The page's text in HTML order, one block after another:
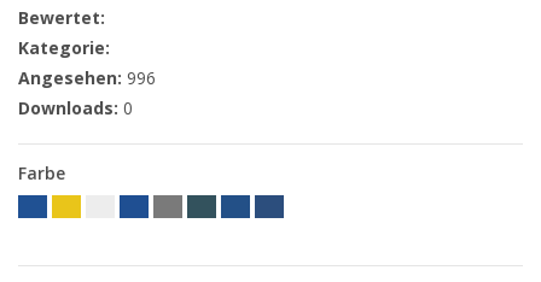
Bewertet:
Kategorie:
Angesehen: 996
Downloads: 0
Farbe